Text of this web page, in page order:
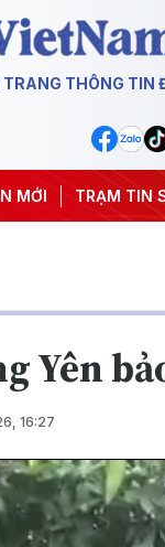
TRANG THÔNG TIN
MỚI TRẠM TIN
thẳng Trung
Yên
16:27